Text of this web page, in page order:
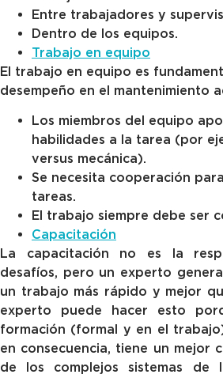
Entre trabajadores y
Dentro de los equipos.
Trabajo en equipo
El trabajo en equipo es
desempeño en el mantenimiento
Los miembros del equipo
habilidades a la tarea (por
versus mecánica).
Se necesita cooperación
tareas.
El trabajo siempre debe ser
Capacitación
La capacitación no es la
desafíos, pero un experto
un trabajo más rápido y mejor
experto puede hacer esto
formación (formal y en el
en consecuencia, tiene un mejor
de los complejos sistemas de